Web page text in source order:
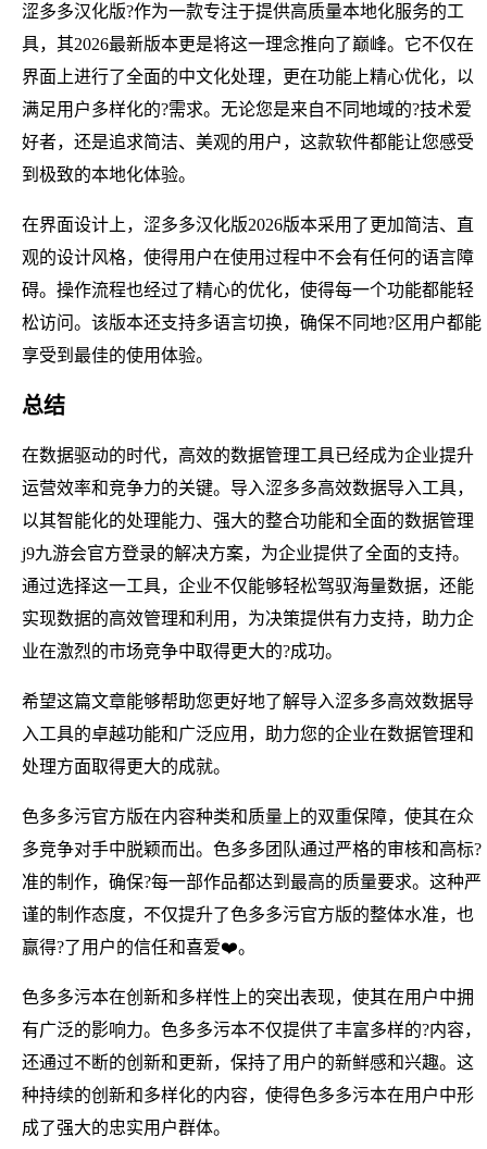
涩多多汉化版?作为一款专注于提供高质量本地化服务的工
具，其2026最新版本更是将这一理念推向了巅峰。它不仅在
界面上进行了全面的中文化处理，更在功能上精心优化，以
满足用户多样化的?需求。无论您是来自不同地域的?技术爱
好者，还是追求简洁、美观的用户，这款软件都能让您感受
到极致的本地化体验。
在界面设计上，涩多多汉化版2026版本采用了更加简洁、直
观的设计风格，使得用户在使用过程中不会有任何的语言障
碍。操作流程也经过了精心的优化，使得每一个功能都能轻
松访问。该版本还支持多语言切换，确保不同地?区用户都能
享受到最佳的使用体验。
总结
在数据驱动的时代，高效的数据管理工具已经成为企业提升
运营效率和竞争力的关键。导入涩多多高效数据导入工具，
以其智能化的处理能力、强大的整合功能和全面的数据管理
j9九游会官方登录的解决方案，为企业提供了全面的支持。
通过选择这一工具，企业不仅能够轻松驾驭海量数据，还能
实现数据的高效管理和利用，为决策提供有力支持，助力企
业在激烈的市场竞争中取得更大的?成功。
希望这篇文章能够帮助您更好地了解导入涩多多高效数据导
入工具的卓越功能和广泛应用，助力您的企业在数据管理和
处理方面取得更大的成就。
色多多污官方版在内容种类和质量上的双重保障，使其在众
多竞争对手中脱颖而出。色多多团队通过严格的审核和高标?
准的制作，确保?每一部作品都达到最高的质量要求。这种严
谨的制作态度，不仅提升了色多多污官方版的整体水准，也
赢得?了用户的信任和喜爱❤️。
色多多污本在创新和多样性上的突出表现，使其在用户中拥
有广泛的影响力。色多多污本不仅提供了丰富多样的?内容，
还通过不断的创新和更新，保持了用户的新鲜感和兴趣。这
种持续的创新和多样化的内容，使得色多多污本在用户中形
成了强大的忠实用户群体。